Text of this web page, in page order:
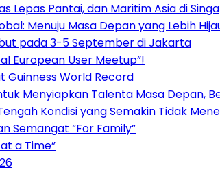
Lepas Pantai, dan Maritim Asia di
Menuju Masa Depan yang Lebih
pada 3-5 September di Jakarta
European User Meetup”!
Guinness World Record
Menyiapkan Talenta Masa
Kondisi yang Semakin Tidak
Semangat “For Family”
a Time”